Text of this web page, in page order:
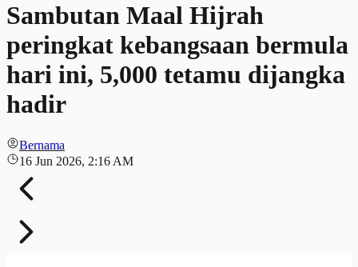
Sambutan Maal Hijrah
peringkat kebangsaan bermula
hari ini, 5,000 tetamu dijangka
hadir
Bernama
16 Jun 2026, 2:16 AM